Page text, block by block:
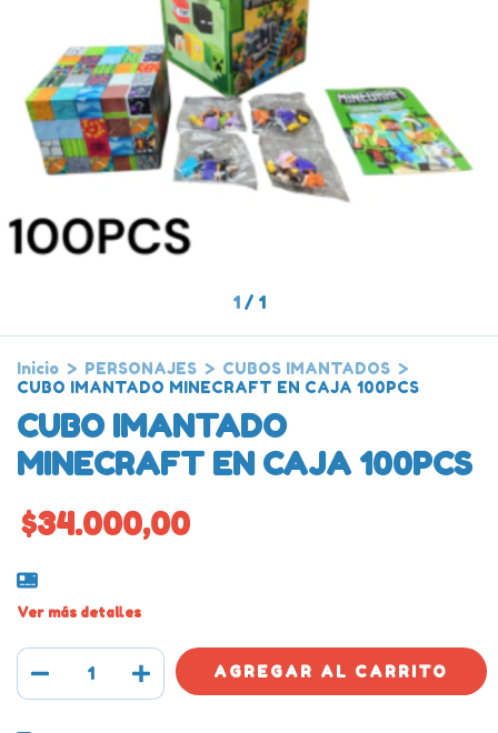
1 / 1
Inicio > PERSONAJES > CUBOS IMANTADOS >
CUBO IMANTADO MINECRAFT EN CAJA 100PCS
CUBO IMANTADO
MINECRAFT EN CAJA 100PCS
$34.000,00
Ver más detalles